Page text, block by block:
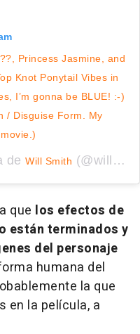
Princess Jasmine, and
Knot Ponytail Vibes in
I’m gonna be BLUE! :-)
/ Disguise Form. My
de Will Smith (@willsmith) el
que los efectos de
están terminados y
del personaje
humana del
la que
en la película, a